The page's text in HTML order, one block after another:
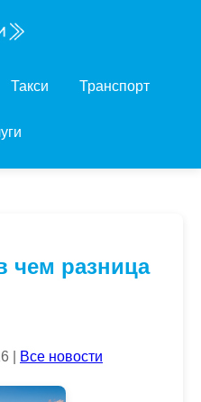
Такси Транспорт
чем разница
| Все новости